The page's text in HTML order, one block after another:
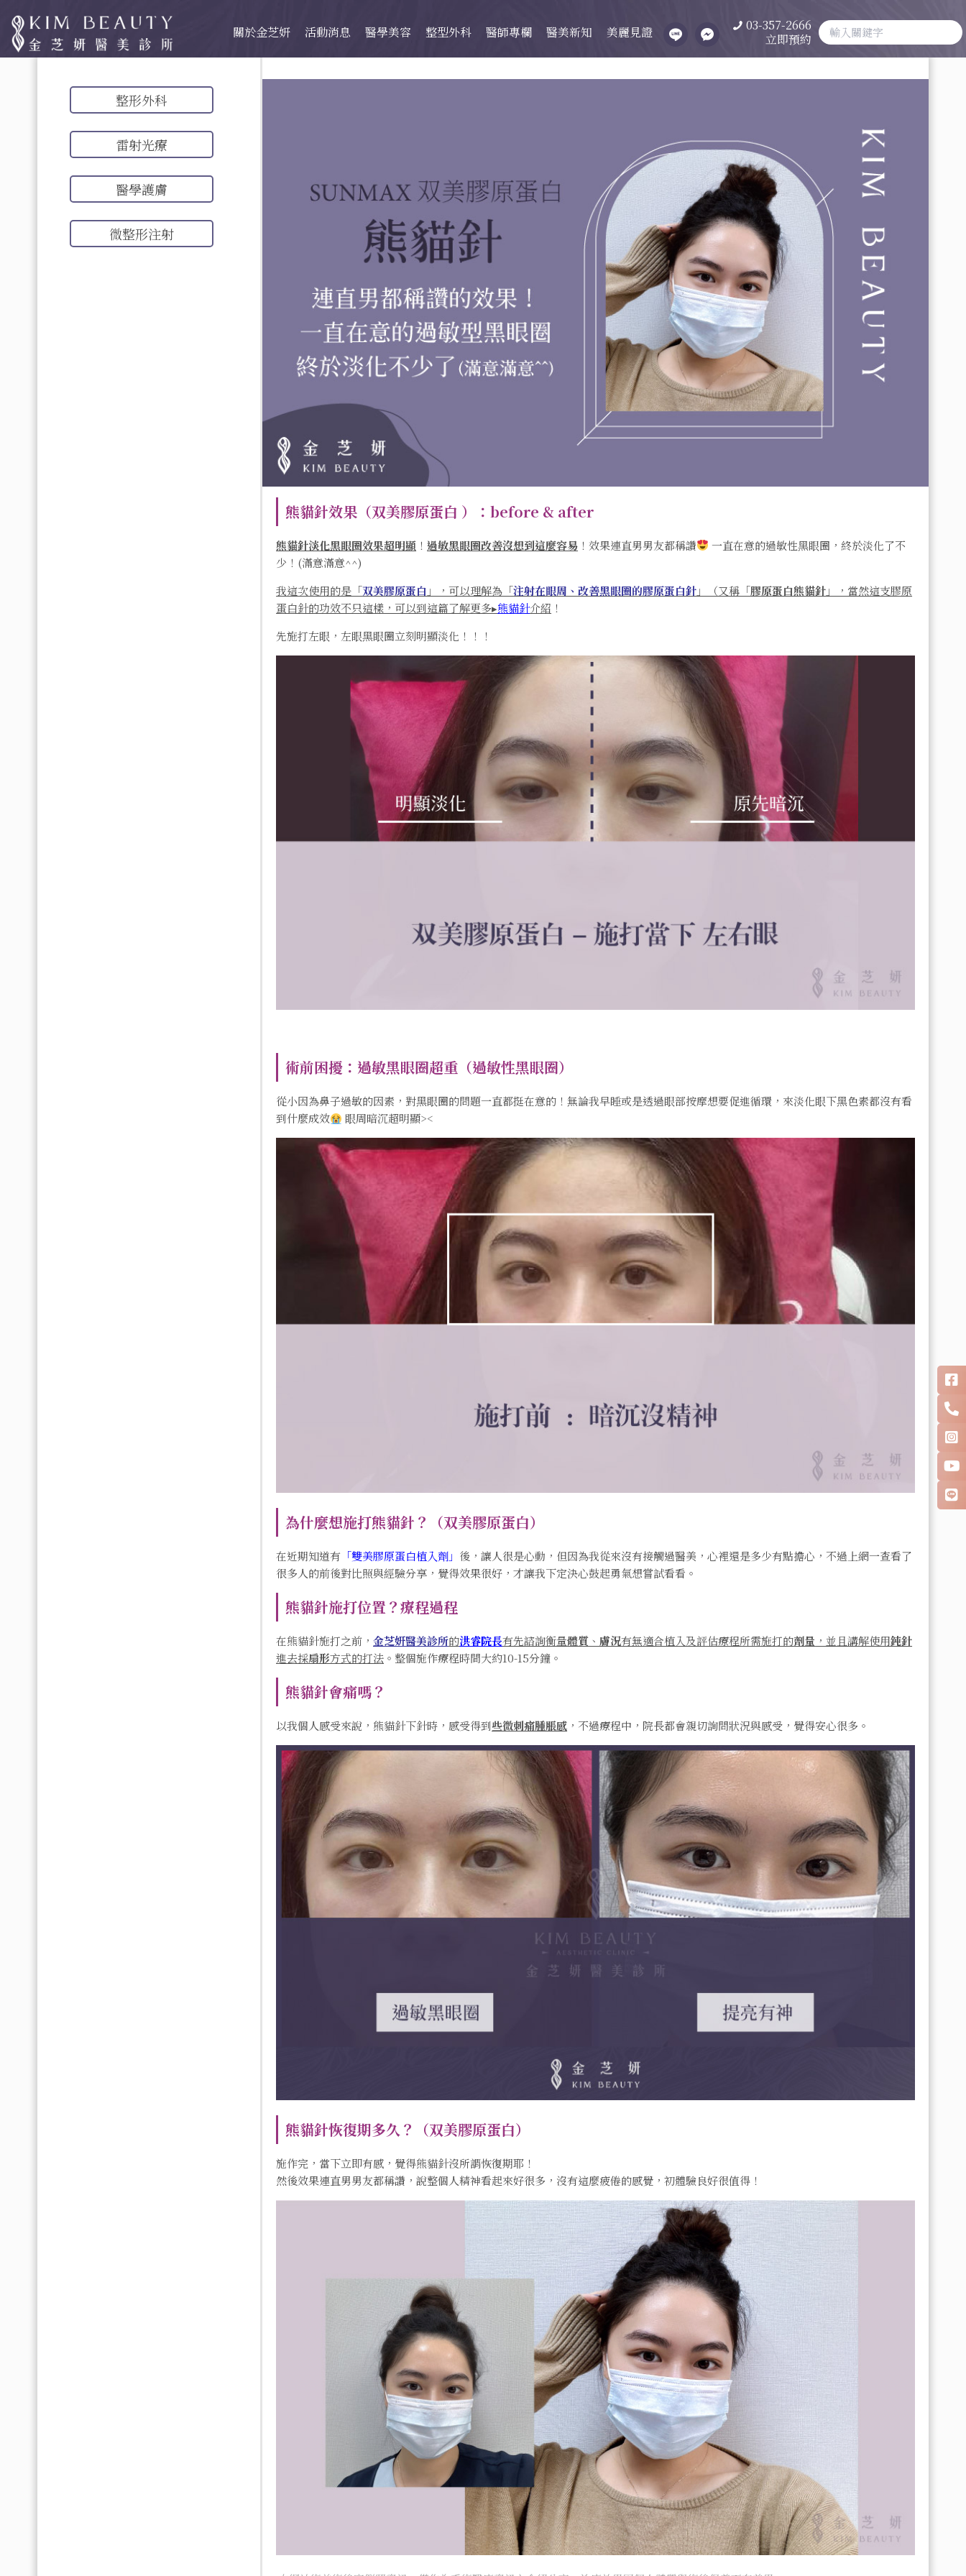
關於金芝妍 活動消息 醫學美容 整型外科 醫師專欄 醫美新知 美麗見證
03-357-2666
立即預約
熊貓針效果（双美膠原蛋白 ）：before & after
熊貓針淡化黑眼圈效果超明顯 ！過敏黑眼圈改善沒想到這麼容易 ！效果連直男男友都稱讚
一直在意的過敏性黑眼圈，終於淡化了不
少！(滿意滿意^^)
我這次使用的是「双美膠原蛋白 」，可以理解為「注射在眼周、改善黑眼圈的膠原蛋白針」（又稱「膠原蛋白熊貓針」，當然這支膠原
蛋白針的功效不只這樣，可以到這篇了解更多▸熊貓針介紹 ！
先施打左眼，左眼黑眼圈立刻明顯淡化！！！
術前困擾：過敏黑眼圈超重（過敏性黑眼圈）
從小因為鼻子過敏的因素，對黑眼圈的問題一直都挺在意的！無論我早睡或是透過眼部按摩想要促進循環，來淡化眼下黑色素都沒有看
到什麼成效
眼周暗沉超明顯><
為什麼想施打熊貓針？（双美膠原蛋白）
在近期知道有 「雙美膠原蛋白植入劑」 後，讓人很是心動，但因為我從來沒有接觸過醫美，心裡還是多少有點擔心，不過上網一查看了
很多人的前後對比照與經驗分享，覺得效果很好，才讓我下定決心鼓起勇氣想嘗試看看。
熊貓針施打位置？療程過程
在熊貓針施打之前，金芝妍醫美診所的洪睿院長有先諮詢衡量體質 、 膚況有無適合植入及評估療程所需施打的劑量 ，並且講解使用鈍針
進去採扇形方式的打法 。整個施作療程時間大約10-15分鐘。
熊貓針會痛嗎？
以我個人感受來說，熊貓針下針時，感受得到些微刺痛腫脹感 ，不過療程中，院長都會親切詢問狀況與感受，覺得安心很多。
熊貓針恢復期多久？（双美膠原蛋白）
施作完，當下立即有感，覺得熊貓針沒所謂恢復期耶！
然後效果連直男男友都稱讚，說整個人精神看起來好很多，沒有這麼疲倦的感覺，初體驗良好很值得！
整形外科
雷射光療
醫學護膚
微整形注射